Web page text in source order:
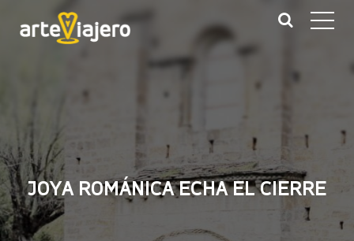
JOYA ROMÁNICA ECHA EL CIERRE